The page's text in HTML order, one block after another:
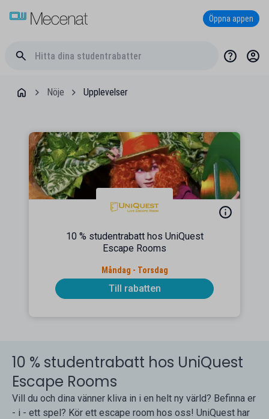
Öppna appen
Nöje Upplevelser
10 % studentrabatt hos UniQuest
Escape Rooms
Måndag - Torsdag
Till rabatten
10 % studentrabatt hos UniQuest
Escape Rooms
Vill du och dina vänner kliva in i en helt ny värld? Befinna er
- i - ett spel? Kör ett escape room hos oss! UniQuest har